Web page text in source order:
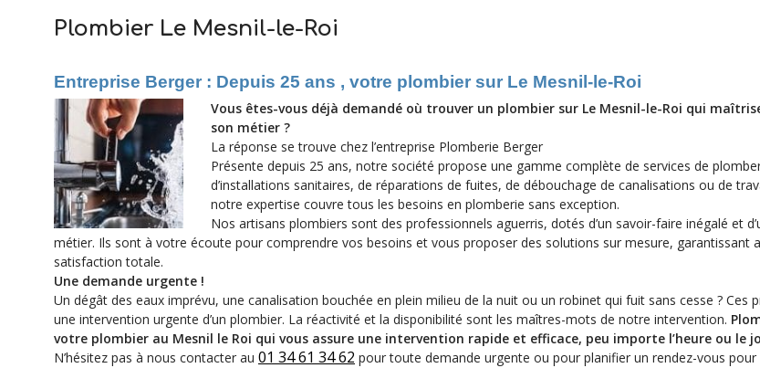
Plombier Le Mesnil-le-Roi
Entreprise Berger : Depuis 25 ans , votre plombier sur Le Mesnil-le-Roi
Vous êtes-vous déjà demandé où trouver un plombier sur Le Mesnil-le-Roi qui
son métier ?
La réponse se trouve chez l’entreprise Plomberie Berger
Présente depuis 25 ans, notre société propose une gamme complète de services de
d’installations sanitaires, de réparations de fuites, de débouchage de canalisations ou de
notre expertise couvre tous les besoins en plomberie sans exception.
Nos artisans plombiers sont des professionnels aguerris, dotés d’un savoir-faire inégalé et
métier. Ils sont à votre écoute pour comprendre vos besoins et vous proposer des solutions sur mesure, garantissant
satisfaction totale.
Une demande urgente !
Un dégât des eaux imprévu, une canalisation bouchée en plein milieu de la nuit ou un robinet qui fuit sans cesse ? Ces
une intervention urgente d’un plombier. La réactivité et la disponibilité sont les maîtres-mots de notre intervention.
votre plombier au Mesnil le Roi qui vous assure une intervention rapide et efficace, peu importe l’heure ou le
N’hésitez pas à nous contacter au 01 34 61 34 62 pour toute demande urgente ou pour planifier un rendez-vous pour